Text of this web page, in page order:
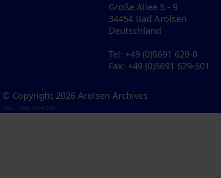
Große Allee 5 - 9
34454 Bad Arolsen
Deutschland
Tel: +49 (0)5691 629-0
Fax: +49 (0)5691 629-501
© Copyright 2026 Arolsen Archives
Visual Library Server 2026